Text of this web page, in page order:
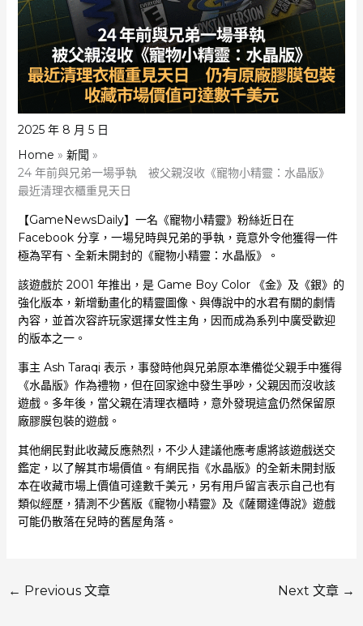
2025 年 8 月 5 日
Home
新聞
24 年前與兄弟一場爭執 被父親沒收《寵物小精靈：水晶版》
最近清理衣櫃重見天日
【GameNewsDaily】一名《寵物小精靈》粉絲近日在
Facebook 分享，一場兒時與兄弟的爭執，竟意外令他獲得一件
極為罕有、全新未開封的《寵物小精靈：水晶版》。
該遊戲於 2001 年推出，是 Game Boy Color 《金》及《銀》的
強化版本，新增動畫化的精靈圖像、與傳說中的水君有關的劇情
內容，並首次容許玩家選擇女性主角，因而成為系列中廣受歡迎
的版本之一。
事主 Ash Taraqi 表示，事發時他與兄弟原本準備從父親手中獲得
《水晶版》作為禮物，但在回家途中發生爭吵，父親因而沒收該
遊戲。多年後，當父親在清理衣櫃時，意外發現這盒仍然保留原
廠膠膜包裝的遊戲。
其他網民對此收藏反應熱烈，不少人建議他應考慮將該遊戲送交
鑑定，以了解其市場價值。有網民指《水晶版》的全新未開封版
本在收藏市場上價值可達數千美元，另有用戶留言表示自己也有
類似經歷，猜測不少舊版《寵物小精靈》及《薩爾達傳說》遊戲
可能仍散落在兒時的舊屋角落。
← Previous 文章 Next 文章 →